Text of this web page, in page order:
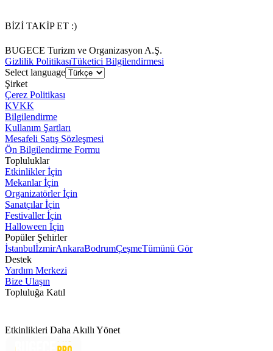
BİZİ TAKİP ET :)
BUGECE Turizm ve Organizasyon A.Ş.
Gizlilik PolitikasıTüketici Bilgilendirmesi
Select language
Şirket
Çerez Politikası
KVKK
Bilgilendirme
Kullanım Şartları
Mesafeli Satış Sözleşmesi
Ön Bilgilendirme Formu
Topluluklar
Etkinlikler İçin
Mekanlar İçin
Organizatörler İçin
Sanatçılar İçin
Festivaller İçin
Halloween İçin
Popüler Şehirler
İstanbulİzmirAnkaraBodrumÇeşmeTümünü Gör
Destek
Yardım Merkezi
Bize Ulaşın
Topluluğa Katıl
Etkinlikleri Daha Akıllı Yönet